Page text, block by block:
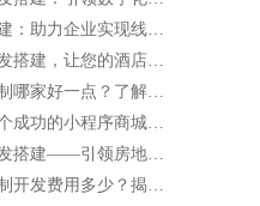
杭州商城小程序搭建：助力企业实现线上转型与智能化发展
杭州酒店小程序开发搭建，让您的酒店管理更高效
杭州小程序外包定制哪家好一点？了解这些，选择不再难！
如何在杭州搭建一个成功的小程序商城店铺？
杭州置业小程序开发搭建——引领房地产行业的新趋势
杭州抖音小程序定制开发费用多少？揭开价格背后的秘密！